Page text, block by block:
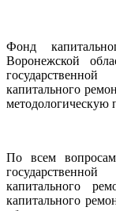
Фонд
Воронежской
капитального
методологическую
По всем
капитального
капитального